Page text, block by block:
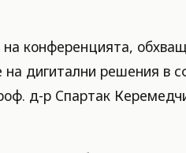
конференцията,
на дигитални решения
д-р Спартак